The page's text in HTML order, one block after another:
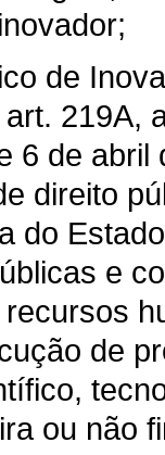
de
219A,
6 de
direito
do
e
de
ou não